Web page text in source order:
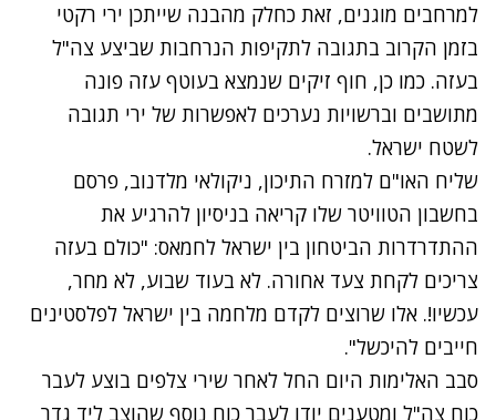
למרחבים מוגנים, זאת כחלק מהבנה שייתכן ירי רקטי
בזמן הקרוב בתגובה לתקיפות הנרחבות שביצע צה"ל
בעזה. כמו כן, חוף זיקים שנמצא בעוטף עזה פונה
מתושבים וברשויות נערכים לאפשרות של ירי תגובה
לשטח ישראל.
שליח האו"ם למזרח התיכון, ניקולאי מלדנוב, פרסם
בחשבון הטוויטר שלו קריאה בניסיון להרגיע את
ההתדרדרות הביטחון בין ישראל לחמאס: "כולם בעזה
צריכים לקחת צעד אחורה. לא בעוד שבוע, לא מחר,
עכשיו!. אלו שרוצים לקדם מלחמה בין ישראל לפלסטינים
חייבים להיכשל".
סבב האלימות היום החל לאחר שירי צלפים בוצע לעבר
כוח צה"ל ומטענים יודו לעבר כוח נוסף שהוצב ליד גדר